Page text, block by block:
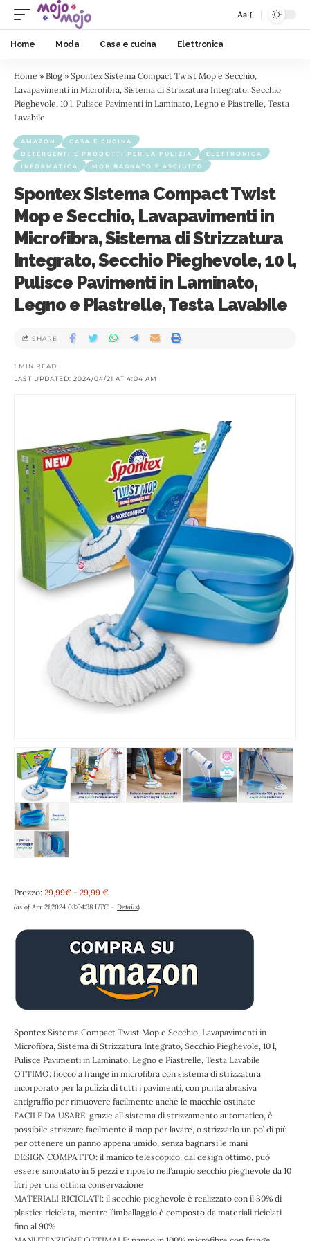
Aa
Home Moda Casa e cucina Elettronica
Home » Blog » Spontex Sistema Compact Twist Mop e Secchio,
Lavapavimenti in Microfibra, Sistema di Strizzatura Integrato, Secchio
Pieghevole, 10 l, Pulisce Pavimenti in Laminato, Legno e Piastrelle, Testa
Lavabile
AMAZON
CASA E CUCINA
DETERGENTI E PRODOTTI PER LA PULIZIA
ELETTRONICA
INFORMATICA
MOP BAGNATO E ASCIUTTO
Spontex Sistema Compact Twist
Mop e Secchio, Lavapavimenti in
Microfibra, Sistema di Strizzatura
Integrato, Secchio Pieghevole, 10 l,
Pulisce Pavimenti in Laminato,
Legno e Piastrelle, Testa Lavabile
LAST UPDATED: 2024/04/21 AT 4:04 AM
1 MIN READ
SHARE
Prezzo: 29,99€ - 29,99 €
(as of Apr 21,2024 03:04:38 UTC – Details)
Spontex Sistema Compact Twist Mop e Secchio, Lavapavimenti in
Microfibra, Sistema di Strizzatura Integrato, Secchio Pieghevole, 10 l,
Pulisce Pavimenti in Laminato, Legno e Piastrelle, Testa Lavabile
OTTIMO: fiocco a frange in microfibra con sistema di strizzatura
incorporato per la pulizia di tutti i pavimenti, con punta abrasiva
antigraffio per rimuovere facilmente anche le macchie ostinate
FACILE DA USARE: grazie all sistema di strizzamento automatico, è
possibile strizzare facilmente il mop per lavare, o strizzarlo un po’ di più
per ottenere un panno appena umido, senza bagnarsi le mani
DESIGN COMPATTO: il manico telescopico, dal design ottimo, può
essere smontato in 5 pezzi e riposto nell’ampio secchio pieghevole da 10
litri per una ottima conservazione
MATERIALI RICICLATI: il secchio pieghevole è realizzato con il 30% di
plastica riciclata, mentre l’imballaggio è composto da materiali riciclati
fino al 90%